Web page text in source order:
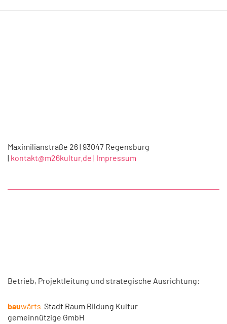
Maximilianstraße 26 | 93047 Regensburg
| kontakt@m26kultur.de | Impressum
Betrieb, Projektleitung und strategische Ausrichtung:
bauwärts Stadt Raum Bildung Kultur
gemeinnützige GmbH